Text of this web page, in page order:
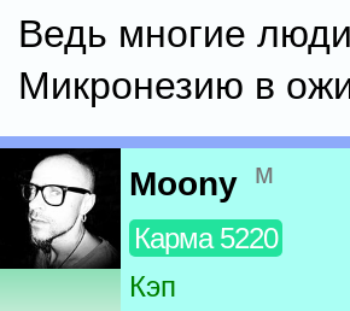
Ведь многие
Микронезию в
Moony м
Карма 5220
Кэп